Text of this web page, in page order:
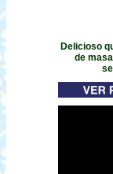
Delicioso
de